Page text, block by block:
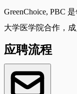
GreenChoice, PBC
大学医学院合作，成
应聘流程